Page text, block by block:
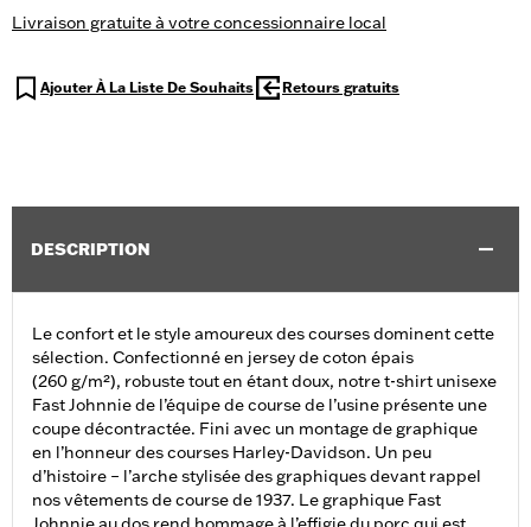
Livraison gratuite à votre concessionnaire local
Ajouter À La Liste De Souhaits Retours gratuits
DESCRIPTION
Le confort et le style amoureux des courses dominent cette
sélection. Confectionné en jersey de coton épais
(260 g/m²), robuste tout en étant doux, notre t-shirt unisexe
Fast Johnnie de l’équipe de course de l’usine présente une
coupe décontractée. Fini avec un montage de graphique
en l’honneur des courses Harley-Davidson. Un peu
d’histoire – l’arche stylisée des graphiques devant rappel
nos vêtements de course de 1937. Le graphique Fast